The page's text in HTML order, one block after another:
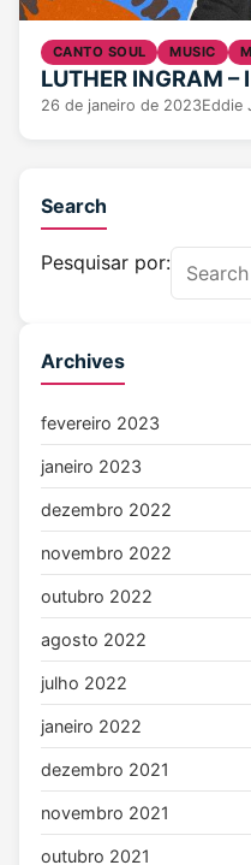
CANTO SOUL MUSIC
LUTHER INGRAM –
26 de janeiro de 2023Eddie
Search
Pesquisar por:
Archives
fevereiro 2023
janeiro 2023
dezembro 2022
novembro 2022
outubro 2022
agosto 2022
julho 2022
janeiro 2022
dezembro 2021
novembro 2021
outubro 2021